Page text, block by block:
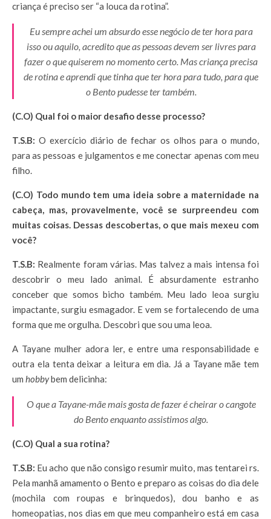
criança é preciso ser “a louca da rotina”.
Eu sempre achei um absurdo esse negócio de ter hora para
isso ou aquilo, acredito que as pessoas devem ser livres para
fazer o que quiserem no momento certo. Mas criança precisa
de rotina e aprendi que tinha que ter hora para tudo, para que
o Bento pudesse ter também.
(C.O) Qual foi o maior desafio desse processo?
T.S.B: O exercício diário de fechar os olhos para o mundo,
para as pessoas e julgamentos e me conectar apenas com meu
filho.
(C.O) Todo mundo tem uma ideia sobre a maternidade na
cabeça, mas, provavelmente, você se surpreendeu com
muitas coisas. Dessas descobertas, o que mais mexeu com
você?
T.S.B: Realmente foram várias. Mas talvez a mais intensa foi
descobrir o meu lado animal. É absurdamente estranho
conceber que somos bicho também. Meu lado leoa surgiu
impactante, surgiu esmagador. E vem se fortalecendo de uma
forma que me orgulha. Descobri que sou uma leoa.
A Tayane mulher adora ler, e entre uma responsabilidade e
outra ela tenta deixar a leitura em dia. Já a Tayane mãe tem
um hobbybem delicinha:
O que a Tayane-mãe mais gosta de fazer é cheirar o cangote
do Bento enquanto assistimos algo.
(C.O) Qual a sua rotina?
T.S.B: Eu acho que não consigo resumir muito, mas tentarei rs.
Pela manhã amamento o Bento e preparo as coisas do dia dele
(mochila com roupas e brinquedos), dou banho e as
homeopatias, nos dias em que meu companheiro está em casa